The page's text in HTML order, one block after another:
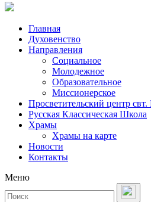
Главная
Духовенство
Направления
Социальное
Молодежное
Образовательное
Миссионерское
Просветительский центр
Русская Классическая Школа
Храмы
Храмы на карте
Новости
Контакты
Меню